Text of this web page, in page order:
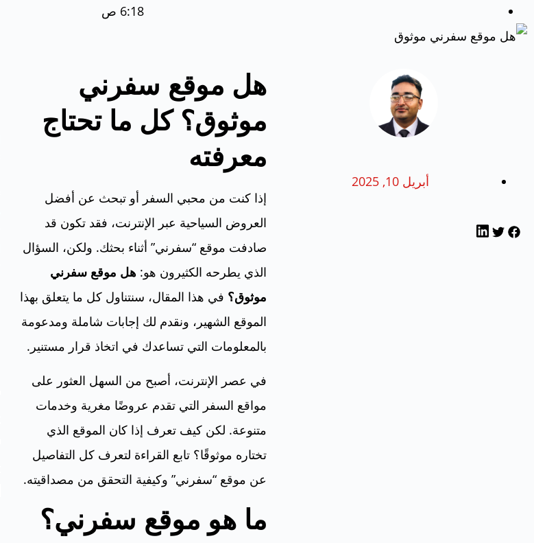
6:18 ص
أبريل 10, 2025
هل موقع سفرني
موثوق؟ كل ما تحتاج
معرفته
إذا كنت من محبي السفر أو تبحث عن أفضل
العروض السياحية عبر الإنترنت، فقد تكون قد
صادفت موقع “سفرني” أثناء بحثك. ولكن، السؤال
الذي يطرحه الكثيرون هو: هل موقع سفرني
موثوق؟ في هذا المقال، سنتناول كل ما يتعلق بهذا
الموقع الشهير، ونقدم لك إجابات شاملة ومدعومة
بالمعلومات التي تساعدك في اتخاذ قرار مستنير.
في عصر الإنترنت، أصبح من السهل العثور على
مواقع السفر التي تقدم عروضًا مغرية وخدمات
متنوعة. لكن كيف تعرف إذا كان الموقع الذي
تختاره موثوقًا؟ تابع القراءة لتعرف كل التفاصيل
عن موقع “سفرني” وكيفية التحقق من مصداقيته.
ما هو موقع سفرني؟